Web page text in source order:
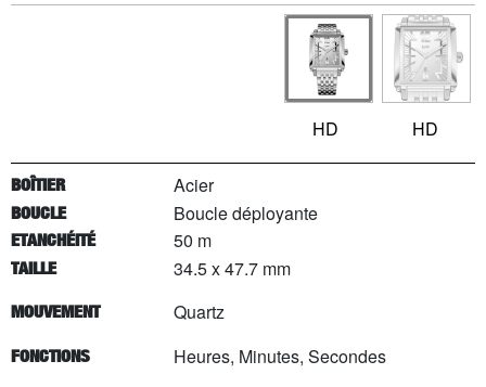
HD HD
BOÎTIER Acier
BOUCLE Boucle déployante
ETANCHÉITÉ 50 m
TAILLE 34.5 x 47.7 mm
MOUVEMENT Quartz
FONCTIONS Heures, Minutes, Secondes